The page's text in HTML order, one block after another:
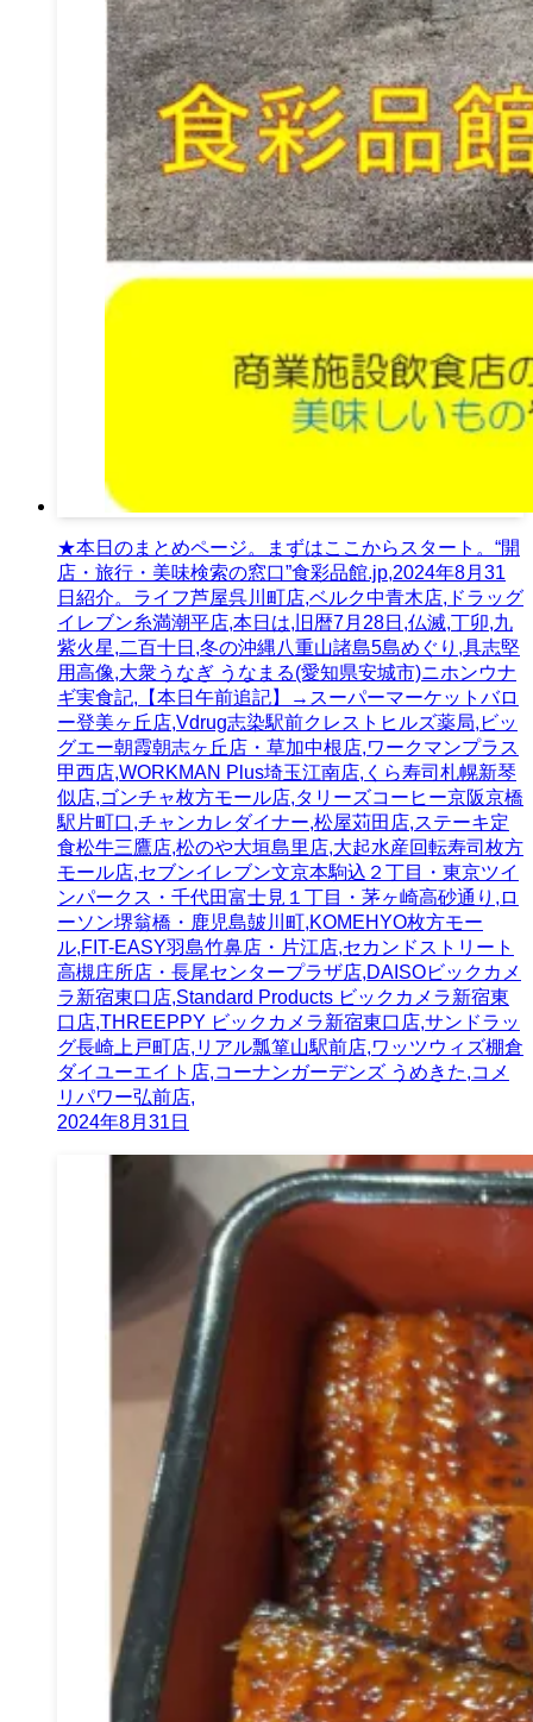
★本日のまとめページ。まずはここからスタート。“開
店・旅行・美味検索の窓口”食彩品館.jp,2024年8月31
日紹介。ライフ芦屋呉川町店,ベルク中青木店,ドラッグ
イレブン糸満潮平店,本日は,旧暦7月28日,仏滅,丁卯,九
紫火星,二百十日,冬の沖縄八重山諸島5島めぐり,具志堅
用高像,大衆うなぎ うなまる(愛知県安城市)ニホンウナ
ギ実食記,【本日午前追記】→スーパーマーケットバロ
ー登美ヶ丘店,Vdrug志染駅前クレストヒルズ薬局,ビッ
グエー朝霞朝志ヶ丘店・草加中根店,ワークマンプラス
甲西店,WORKMAN Plus埼玉江南店,くら寿司札幌新琴
似店,ゴンチャ枚方モール店,タリーズコーヒー京阪京橋
駅片町口,チャンカレダイナー,松屋苅田店,ステーキ定
食松牛三鷹店,松のや大垣島里店,大起水産回転寿司枚方
モール店,セブンイレブン文京本駒込２丁目・東京ツイ
ンパークス・千代田富士見１丁目・茅ヶ崎高砂通り,ロ
ーソン堺翁橋・鹿児島皷川町,KOMEHYO枚方モー
ル,FIT-EASY羽島竹鼻店・片江店,セカンドストリート
高槻庄所店・長尾センタープラザ店,DAISOビックカメ
ラ新宿東口店,Standard Products ビックカメラ新宿東
口店,THREEPPY ビックカメラ新宿東口店,サンドラッ
グ長崎上戸町店,リアル瓢箪山駅前店,ワッツウィズ棚倉
ダイユーエイト店,コーナンガーデンズ うめきた,コメ
リパワー弘前店,
2024年8月31日